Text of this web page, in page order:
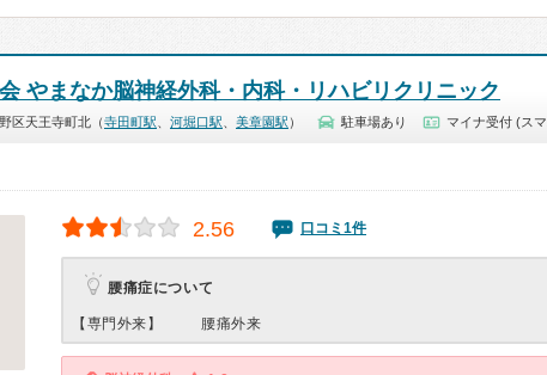
やまなか脳神経外科・内科・リハビリクリニック
区天王寺町北（寺田町駅 河堀口駅 美章園駅 ） 駐車場あり マイナ受付 (ス
2.56 口コミ1件
腰痛症について
【専門外来】 腰痛外来